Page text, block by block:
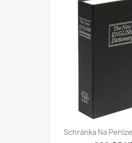
Schránka Na